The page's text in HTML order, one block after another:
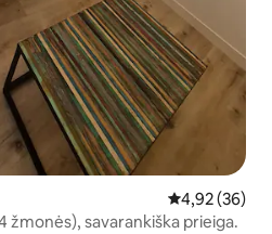
Vidutinis
4,92 (36)
žmonės), savarankiška prieiga.